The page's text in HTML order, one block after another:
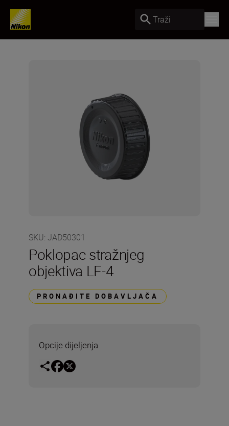
Traži
SKU: JAD50301
Poklopac stražnjeg
objektiva LF-4
PRONAĐITE DOBAVLJAČA
Opcije dijeljenja